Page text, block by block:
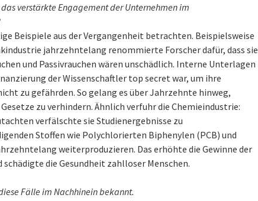
verstärkte Engagement der Unternehmen im
Beispiele aus der Vergangenheit betrachten. Beispielsweise
jahrzehntelang renommierte Forscher dafür, dass sie
und Passivrauchen wären unschädlich. Interne Unterlagen
der Wissenschaftler top secret war, um ihre
zu gefährden. So gelang es über Jahrzehnte hinweg,
zu verhindern. Ähnlich verfuhr die Chemieindustrie:
verfälschte sie Studienergebnisse zu
Stoffen wie Polychlorierten Biphenylen (PCB) und
weiterproduzieren. Das erhöhte die Gewinne der
die Gesundheit zahlloser Menschen.
Fälle im Nachhinein bekannt.